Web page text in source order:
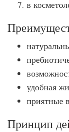
в
удобная
приятные
Принцип